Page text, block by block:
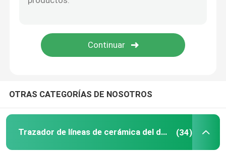
Tejas de cerámica del desgaste
Limpiador de la banda transportadora
OTRAS CATEGORÍAS DE NOSOTROS
Trazador de líneas de cerámica del desgaste (34)